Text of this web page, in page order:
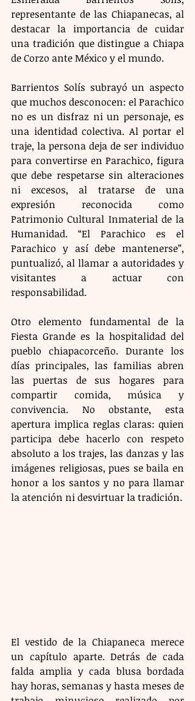
representante de las Chiapanecas, al
destacar la importancia de cuidar
una tradición que distingue a Chiapa
de Corzo ante México y el mundo.
Barrientos Solís subrayó un aspecto
que muchos desconocen: el Parachico
no es un disfraz ni un personaje, es
una identidad colectiva. Al portar el
traje, la persona deja de ser individuo
para convertirse en Parachico, figura
que debe respetarse sin alteraciones
ni excesos, al tratarse de una
expresión reconocida como
Patrimonio Cultural Inmaterial de la
Humanidad. “El Parachico es el
Parachico y así debe mantenerse”,
puntualizó, al llamar a autoridades y
visitantes a actuar con
responsabilidad.
Otro elemento fundamental de la
Fiesta Grande es la hospitalidad del
pueblo chiapacorceño. Durante los
días principales, las familias abren
las puertas de sus hogares para
compartir comida, música y
convivencia. No obstante, esta
apertura implica reglas claras: quien
participa debe hacerlo con respeto
absoluto a los trajes, las danzas y las
imágenes religiosas, pues se baila en
honor a los santos y no para llamar
la atención ni desvirtuar la tradición.
El vestido de la Chiapaneca merece
un capítulo aparte. Detrás de cada
falda amplia y cada blusa bordada
hay horas, semanas y hasta meses de